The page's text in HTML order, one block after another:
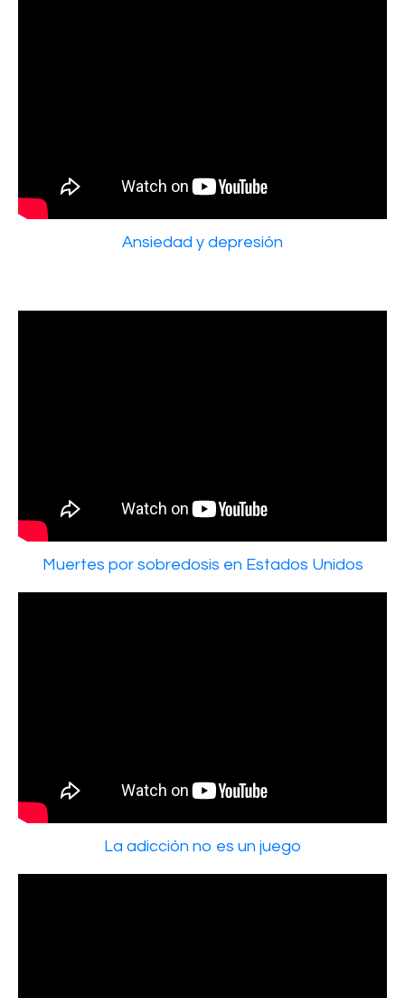
Ansiedad y depresión
Muertes por sobredosis en Estados Unidos
La adicción no es un juego